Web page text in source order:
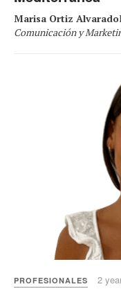
Marisa Ortiz Alvarado
Comunicación y
PROFESIONALES 2